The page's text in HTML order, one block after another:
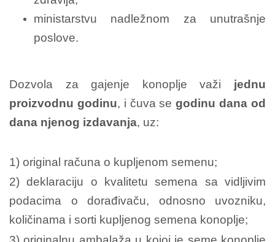
ministarstvu nadležnom za unutrašnje
poslove.
Dozvola za gajenje konoplje važi jednu
proizvodnu godinu, i čuva segodinu dana od
dana njenog izdavanja, uz:
1) original računa o kupljenom semenu;
2) deklaraciju o kvalitetu semena sa vidljivim
podacima o dorađivaču, odnosno uvozniku,
količinama i sorti kupljenog semena konoplje;